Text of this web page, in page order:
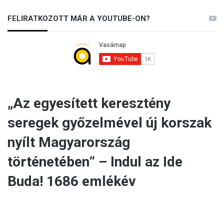
FELIRATKOZOTT MÁR A YOUTUBE-ON?